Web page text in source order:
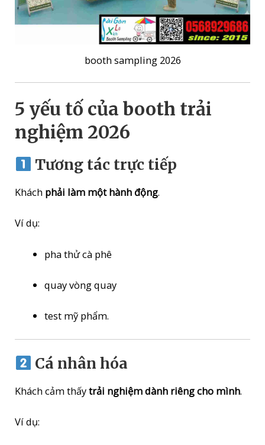
booth sampling 2026
5 yếu tố của booth trải
nghiệm 2026
Tương tác trực tiếp
Khách phải làm một hành động.
Ví dụ:
pha thử cà phê
quay vòng quay
test mỹ phẩm.
Cá nhân hóa
Khách cảm thấytrải nghiệm dành riêng cho mình.
Ví dụ: